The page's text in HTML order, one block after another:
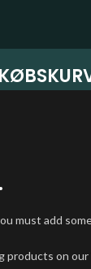
must add
on our